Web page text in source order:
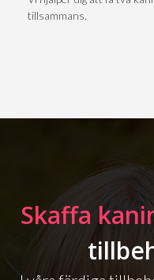
tillsammans.
Skaffa